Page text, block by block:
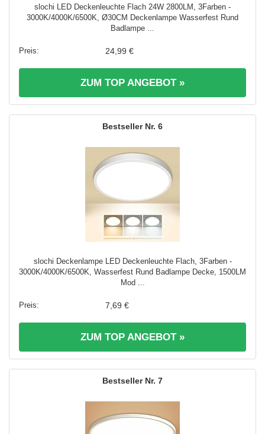
slochi LED Deckenleuchte Flach 24W 2800LM, 3Farben -
3000K/4000K/6500K, Ø30CM Deckenlampe Wasserfest Rund
Badlampe ...
24,99 €
ZUM TOP ANGEBOT »
6
slochi Deckenlampe LED Deckenleuchte Flach, 3Farben -
3000K/4000K/6500K, Wasserfest Rund Badlampe Decke, 1500LM
Mod ...
7,69 €
ZUM TOP ANGEBOT »
7